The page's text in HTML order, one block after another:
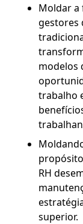
Moldar a
gestores
modelos
trabalho
RH
superior.